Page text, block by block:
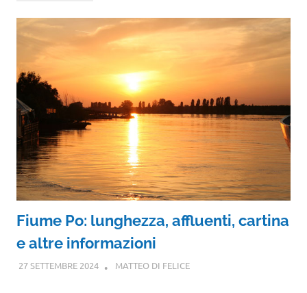
Fiume Po: lunghezza, affluenti, cartina
e altre informazioni
27 SETTEMBRE 2024 MATTEO DI FELICE